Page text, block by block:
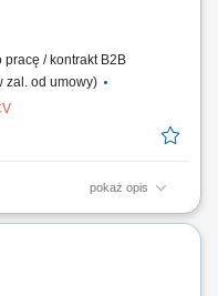
pracę / kontrakt B2B
zal. od umowy)
pokaż opis
z rynku B2B oraz